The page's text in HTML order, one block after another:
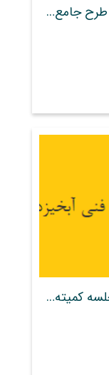
جلسه بررسی برنامه‌های دریامحور طرح جامع مدیریت مناطق ساحلی کشور
برگزاری هفتصد و چهل و نهمین جلسه کمیته علمی–فنی آبخیزداری